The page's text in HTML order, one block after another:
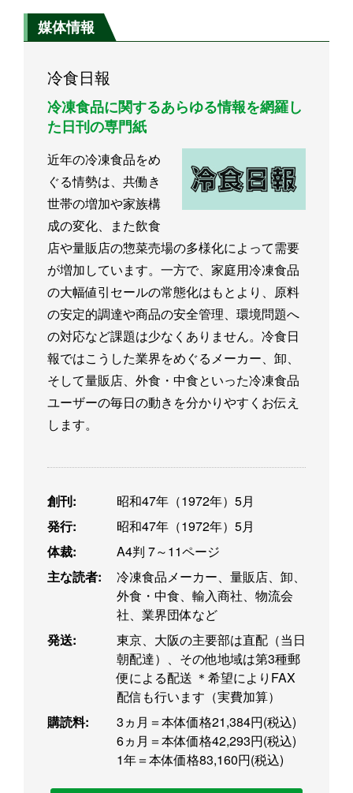
媒体情報
冷食日報
冷凍食品に関するあらゆる情報を網羅し
た日刊の専門紙
近年の冷凍食品をめ
ぐる情勢は、共働き
世帯の増加や家族構
成の変化、また飲食
店や量販店の惣菜売場の多様化によって需要
が増加しています。一方で、家庭用冷凍食品
の大幅値引セールの常態化はもとより、原料
の安定的調達や商品の安全管理、環境問題へ
の対応など課題は少なくありません。冷食日
報ではこうした業界をめぐるメーカー、卸、
そして量販店、外食・中食といった冷凍食品
ユーザーの毎日の動きを分かりやすくお伝え
します。
創刊:
昭和47年（1972年）5月
発行:
昭和47年（1972年）5月
体裁:
A4判 7～11ページ
主な読者:
冷凍食品メーカー、量販店、卸、
外食・中食、輸入商社、物流会
社、業界団体など
発送:
東京、大阪の主要部は直配（当日
朝配達）、その他地域は第3種郵
便による配送 ＊希望によりFAX
配信も行います（実費加算）
購読料:
3ヵ月＝本体価格21,384円(税込)
6ヵ月＝本体価格42,293円(税込)
1年＝本体価格83,160円(税込)